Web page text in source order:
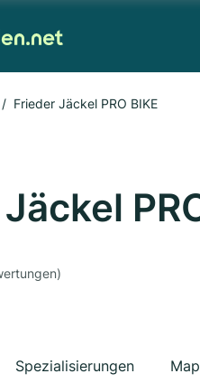
Frieder Jäckel PRO BIKE
Spezialisierungen Map